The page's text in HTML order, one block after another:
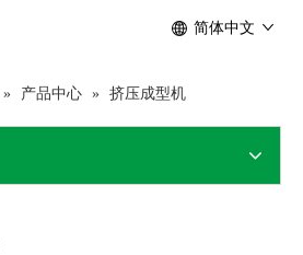
简体中文
» 产品中心 » 挤压成型机